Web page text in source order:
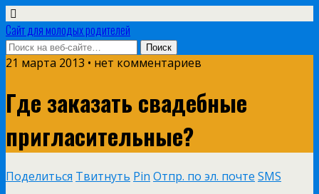
Сайт для молодых родителей
21 марта 2013 • нет комментариев
Где заказать свадебные
пригласительные?
Поделиться Твитнуть Pin Отпр. по эл. почте SMS